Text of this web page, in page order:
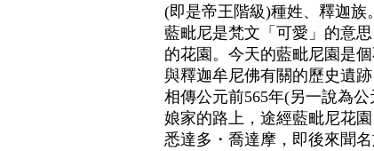
(即是帝王階級)種姓、釋迦族。
藍毗尼是梵文「可愛」的意
的花園。今天的藍毗尼園是
與釋迦牟尼佛有關的歷史遺
相傳公元前565年(另一說為公
娘家的路上，途經藍毗尼花
悉達多・喬達摩，即後來聞